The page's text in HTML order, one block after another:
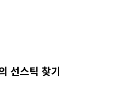
선스틱 찾기